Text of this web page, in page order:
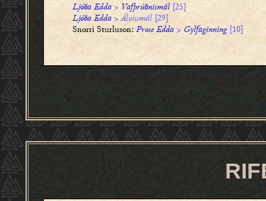
Ljóða Edda >Vafþrúðnismál [25]
Ljóða Edda>Álvissmál [29]
Snorri Sturluson: Prose Edda > Gylfaginning[10]